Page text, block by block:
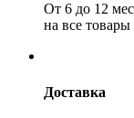
От 6 до 12
на все товары
Доставка